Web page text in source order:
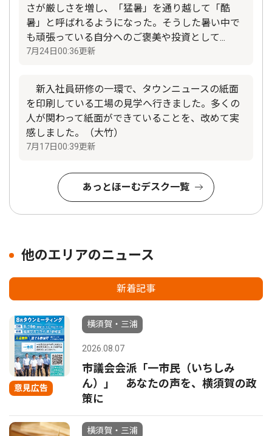
さが厳しさを増し、「猛暑」を通り越して「酷
暑」と呼ばれるようになった。そうした暑い中で
も頑張っている自分へのご褒美や投資として...
7月24日00:36更新
新入社員研修の一環で、タウンニュースの紙面
を印刷している工場の見学へ行きました。多くの
人が関わって紙面ができていることを、改めて実
感しました。（大竹）
7月17日00:39更新
あっとほーむデスク一覧
他のエリアのニュース
新着記事
意見広告
横須賀・三浦
2026.08.07
市議会会派「一市民（いちしみ
ん）」 あなたの声を、横須賀の政
策に
横須賀・三浦